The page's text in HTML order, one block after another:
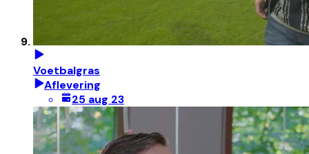
Voetbalgras
Aflevering
25 aug 23